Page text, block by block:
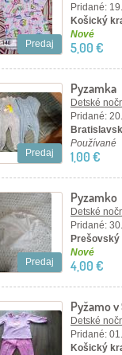
Predaj
Pridané:
Košický
Nové
5,00 €
Predaj
Pyzamka
Detské
Pridané:
Používané
1,00 €
Predaj
Pyzamko
Detské
Pridané:
Prešovský
Nové
4,00 €
Pyžamo
Detské
Pridané:
Košický